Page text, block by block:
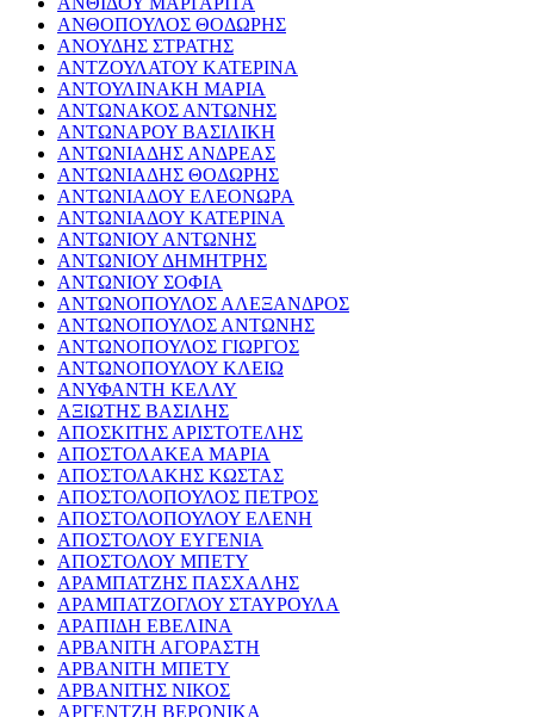
ΑΝΘΟΠΟΥΛΟΣ ΘΟΔΩΡΗΣ
ΑΝΟΥΔΗΣ ΣΤΡΑΤΗΣ
ΑΝΤΖΟΥΛΑΤΟΥ ΚΑΤΕΡΙΝΑ
ΑΝΤΟΥΛΙΝΑΚΗ ΜΑΡΙΑ
ΑΝΤΩΝΑΚΟΣ ΑΝΤΩΝΗΣ
ΑΝΤΩΝΑΡΟΥ ΒΑΣΙΛΙΚΗ
ΑΝΤΩΝΙΑΔΗΣ ΑΝΔΡΕΑΣ
ΑΝΤΩΝΙΑΔΗΣ ΘΟΔΩΡΗΣ
ΑΝΤΩΝΙΑΔΟΥ ΕΛΕΟΝΩΡΑ
ΑΝΤΩΝΙΑΔΟΥ ΚΑΤΕΡΙΝΑ
ΑΝΤΩΝΙΟΥ ΑΝΤΩΝΗΣ
ΑΝΤΩΝΙΟΥ ΔΗΜΗΤΡΗΣ
ΑΝΤΩΝΙΟΥ ΣΟΦΙΑ
ΑΝΤΩΝΟΠΟΥΛΟΣ ΑΛΕΞΑΝΔΡΟΣ
ΑΝΤΩΝΟΠΟΥΛΟΣ ΑΝΤΩΝΗΣ
ΑΝΤΩΝΟΠΟΥΛΟΣ ΓΙΩΡΓΟΣ
ΑΝΤΩΝΟΠΟΥΛΟΥ ΚΛΕΙΩ
ΑΝΥΦΑΝΤΗ ΚΕΛΛΥ
ΑΞΙΩΤΗΣ ΒΑΣΙΛΗΣ
ΑΠΟΣΚΙΤΗΣ ΑΡΙΣΤΟΤΕΛΗΣ
ΑΠΟΣΤΟΛΑΚΕΑ ΜΑΡΙΑ
ΑΠΟΣΤΟΛΑΚΗΣ ΚΩΣΤΑΣ
ΑΠΟΣΤΟΛΟΠΟΥΛΟΣ ΠΕΤΡΟΣ
ΑΠΟΣΤΟΛΟΠΟΥΛΟΥ ΕΛΕΝΗ
ΑΠΟΣΤΟΛΟΥ ΕΥΓΕΝΙΑ
ΑΠΟΣΤΟΛΟΥ ΜΠΕΤΥ
ΑΡΑΜΠΑΤΖΗΣ ΠΑΣΧΑΛΗΣ
ΑΡΑΜΠΑΤΖΟΓΛΟΥ ΣΤΑΥΡΟΥΛΑ
ΑΡΑΠΙΔΗ ΕΒΕΛΙΝΑ
ΑΡΒΑΝΙΤΗ ΑΓΟΡΑΣΤΗ
ΑΡΒΑΝΙΤΗ ΜΠΕΤΥ
ΑΡΒΑΝΙΤΗΣ ΝΙΚΟΣ
ΑΡΓΕΝΤΖΗ ΒΕΡΟΝΙΚΑ